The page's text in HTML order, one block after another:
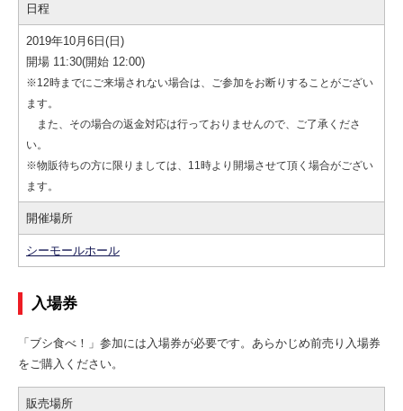
日程
2019年10月6日(日)
開場 11:30(開始 12:00)
※12時までにご来場されない場合は、ご参加をお断りすることがござい
ます。
また、その場合の返金対応は行っておりませんので、ご了承くださ
い。
※物販待ちの方に限りましては、11時より開場させて頂く場合がござい
ます。
開催場所
シーモールホール
入場券
「ブシ食べ！」参加には入場券が必要です。あらかじめ前売り入場券
をご購入ください。
販売場所